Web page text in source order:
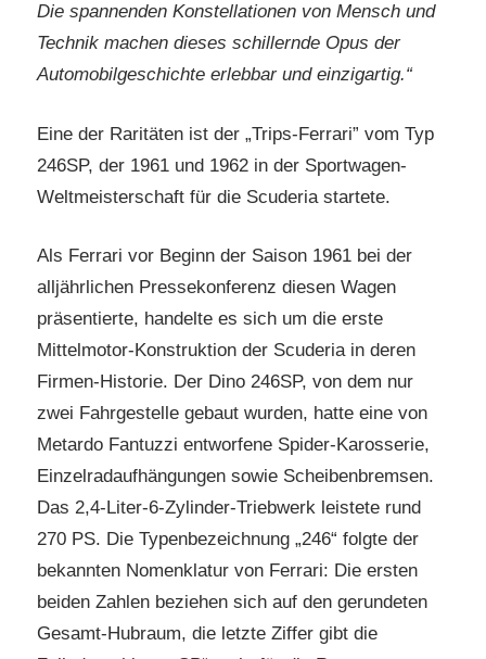
Die spannenden Konstellationen von Mensch und
Technik machen dieses schillernde Opus der
Automobilgeschichte erlebbar und einzigartig.“
Eine der Raritäten ist der „Trips-Ferrari” vom Typ
246SP, der 1961 und 1962 in der Sportwagen-
Weltmeisterschaft für die Scuderia startete.
Als Ferrari vor Beginn der Saison 1961 bei der
alljährlichen Pressekonferenz diesen Wagen
präsentierte, handelte es sich um die erste
Mittelmotor-Konstruktion der Scuderia in deren
Firmen-Historie. Der Dino 246SP, von dem nur
zwei Fahrgestelle gebaut wurden, hatte eine von
Metardo Fantuzzi entworfene Spider-Karosserie,
Einzelradaufhängungen sowie Scheibenbremsen.
Das 2,4-Liter-6-Zylinder-Triebwerk leistete rund
270 PS. Die Typenbezeichnung „246“ folgte der
bekannten Nomenklatur von Ferrari: Die ersten
beiden Zahlen beziehen sich auf den gerundeten
Gesamt-Hubraum, die letzte Ziffer gibt die